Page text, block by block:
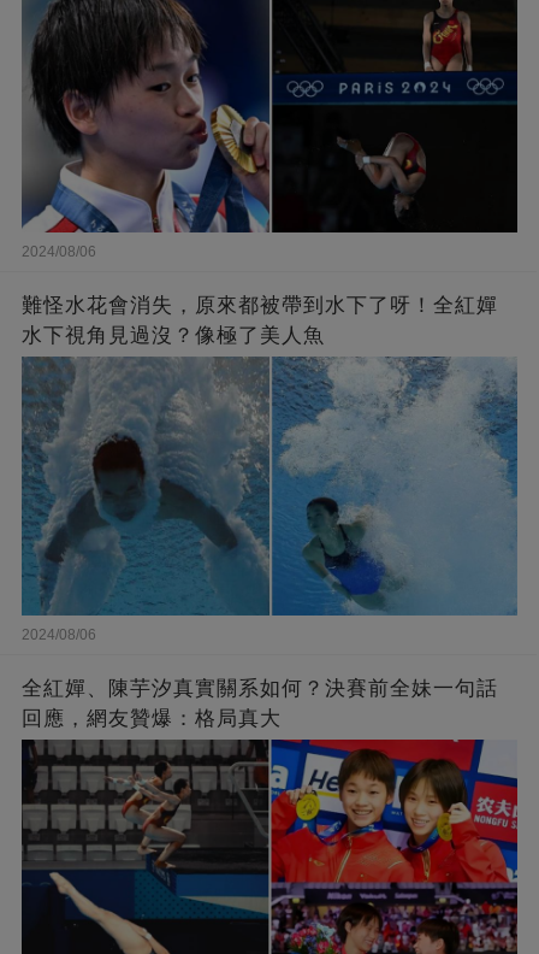
2024/08/06
難怪水花會消失，原來都被帶到水下了呀！全紅嬋
水下視角見過沒？像極了美人魚
2024/08/06
全紅嬋、陳芋汐真實關系如何？決賽前全妹一句話
回應，網友贊爆：格局真大